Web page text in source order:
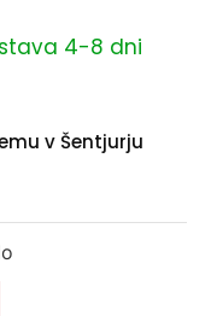
4-8 dni
v Šentjurju